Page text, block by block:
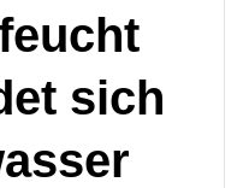
sich